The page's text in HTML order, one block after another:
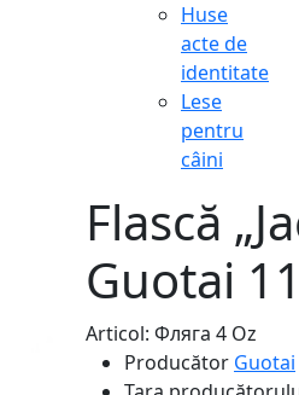
Huse
acte de
identitate
Lese
pentru
câini
Flască
Guotai
Articol: Фляга 4 Oz
Producător Guotai